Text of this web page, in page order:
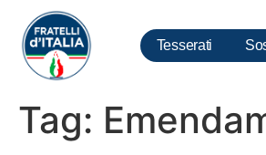
Tesserati
Tag: